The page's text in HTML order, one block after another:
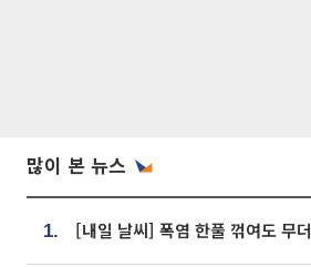
많이 본 뉴스
1.